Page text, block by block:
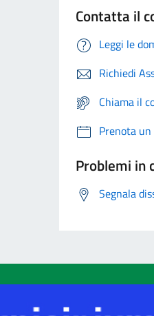
Contatta il
Leggi le
Richiedi
Chiama il
Prenota
Problemi in
Segnala